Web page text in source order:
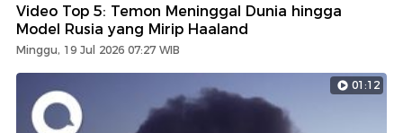
Video Top 5: Temon Meninggal Dunia hingga
Model Rusia yang Mirip Haaland
Minggu, 19 Jul 2026 07:27 WIB
01:12